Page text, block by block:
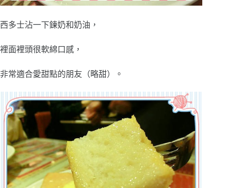
西多士沾一下鍊奶和奶油，
裡面裡頭很軟綿口感，
非常適合愛甜點的朋友（略甜）。